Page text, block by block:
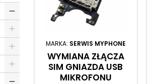
MARKA: SERWIS MYPHONE
WYMIANA ZŁĄCZA
SIM GNIAZDA USB
MIKROFONU